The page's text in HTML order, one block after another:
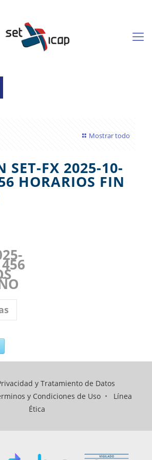
Mostrar todo
SET-FX 2025-10-
HORARIOS FIN
y Tratamiento de Datos
y Condiciones de Uso• Línea
Ética